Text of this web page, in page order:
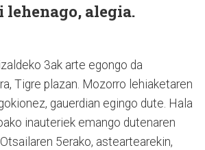
lehenago, alegia.
3ak arte egongo da
Tigre plazan. Mozorro lehiaketaren
gauerdian egingo dute. Hala
inauteriek emango dutenaren
5erako, asteartearekin,